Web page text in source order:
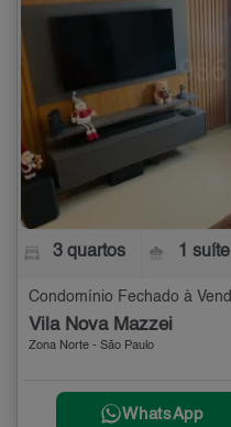
3 quartos 1 suíte
Vila Nova Mazzei
Zona Norte - São Paulo
WhatsApp